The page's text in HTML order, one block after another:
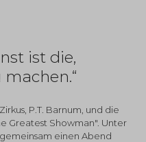
ist die,
P.T. Barnum, und die
Greatest Showman". Unter
einen Abend